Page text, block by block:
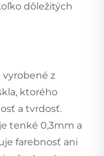
dôležitých
vyrobené z
ktorého
a tvrdosť.
tenké 0,3mm a
farebnosť ani